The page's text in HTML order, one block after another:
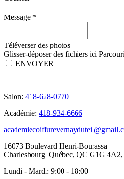
Message *
Téléverser des photos
Glisser-déposer des fichiers ici
ENVOYER
Salon: 418-628-0770
Académie: 418-934-6666
16073 Boulevard Henri-Bourassa,
Charlesbourg, Québec, QC G1G 4A2,
Lundi - Mardi: 9:00 - 18:00